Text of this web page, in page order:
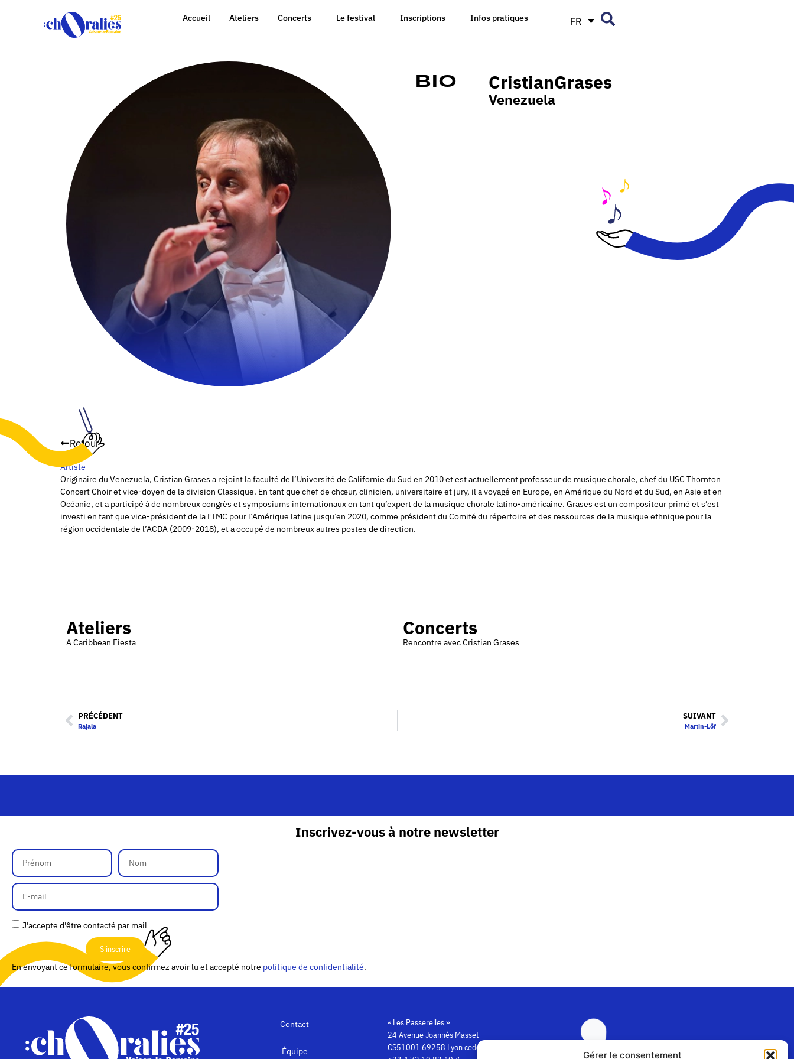
Gérer le consentement
Accueil Ateliers Concerts Le festival Inscriptions Infos pratiques FR
Bio CristianGrases
Venezuela
Retour
Artiste
Originaire du Venezuela, Cristian Grases a rejoint la faculté de l’Université de Californie du Sud en 2010 et est actuellement professeur de musique chorale, chef du USC Thornton
Concert Choir et vice-doyen de la division Classique. En tant que chef de chœur, clinicien, universitaire et jury, il a voyagé en Europe, en Amérique du Nord et du Sud, en Asie et en
Océanie, et a participé à de nombreux congrès et symposiums internationaux en tant qu’expert de la musique chorale latino-américaine. Grases est un compositeur primé et s’est
investi en tant que vice-président de la FIMC pour l’Amérique latine jusqu’en 2020, comme président du Comité du répertoire et des ressources de la musique ethnique pour la
région occidentale de l’ACDA (2009-2018), et a occupé de nombreux autres postes de direction.
Ateliers
A Caribbean Fiesta
Concerts
Rencontre avec Cristian Grases
PRÉCÉDENT
Rajala
SUIVANT
Martin-Löf
Inscrivez-vous à notre newsletter
J'accepte d'être contacté par mail
S'inscrire
En envoyant ce formulaire, vous confirmez avoir lu et accepté notre politique de confidentialité.
Contact
Équipe
« Les Passerelles »
24 Avenue Joannès Masset
CS51001 69258 Lyon cedex 09